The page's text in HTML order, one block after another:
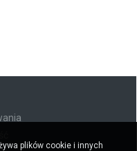
plików cookie i innych